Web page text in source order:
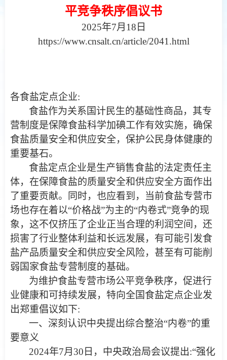
平竞争秩序倡议书
2025年7月18日
https://www.cnsalt.cn/article/2041.html
各食盐定点企业:
食盐作为关系国计民生的基础性商品，其专
营制度是保障食盐科学加碘工作有效实施，确保
食盐质量安全和供应安全，保护公民身体健康的
重要基石。
食盐定点企业是生产销售食盐的法定责任主
体，在保障食盐的质量安全和供应安全方面作出
了重要贡献。同时，也应看到，当前食盐专营市
场也存在着以“价格战”为主的“内卷式”竞争的现
象，这不仅挤压了企业正当合理的利润空间，还
损害了行业整体利益和长远发展，有可能引发食
盐产品质量安全和供应安全风险，甚至有可能削
弱国家食盐专营制度的基础。
为维护食盐专营市场公平竞争秩序，促进行
业健康和可持续发展，特向全国食盐定点企业发
出郑重倡议如下:
一、深刻认识中央提出综合整治“内卷”的重
要意义
2024年7月30日，中央政治局会议提出:“强化